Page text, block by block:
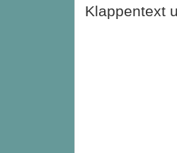
Klappentext